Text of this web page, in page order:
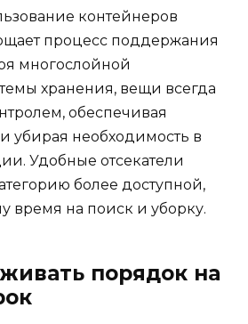
контейнеров
процесс поддержания
многослойной
хранения, вещи всегда
обеспечивая
и убирая необходимость в
Удобные отсекатели
более доступной,
время на поиск и уборку.
порядок на